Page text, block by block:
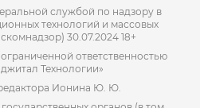
службой по надзору в
технологий и массовых
30.07.2024 18+
ответственностью
Технологии»
Ионина Ю. Ю.